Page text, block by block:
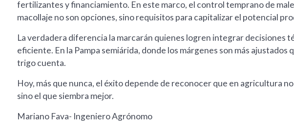
fertilizantes y financiamiento. En este marco, el control temprano de
macollaje no son opciones, sino requisitos para capitalizar el potencial
La verdadera diferencia la marcarán quienes logren integrar decisiones
eficiente. En la Pampa semiárida, donde los márgenes son más ajustados
trigo cuenta.
Hoy, más que nunca, el éxito depende de reconocer que en agricultura
sino el que siembra mejor.
Mariano Fava- Ingeniero Agrónomo